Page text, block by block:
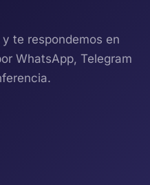
te respondemos en
WhatsApp, Telegram